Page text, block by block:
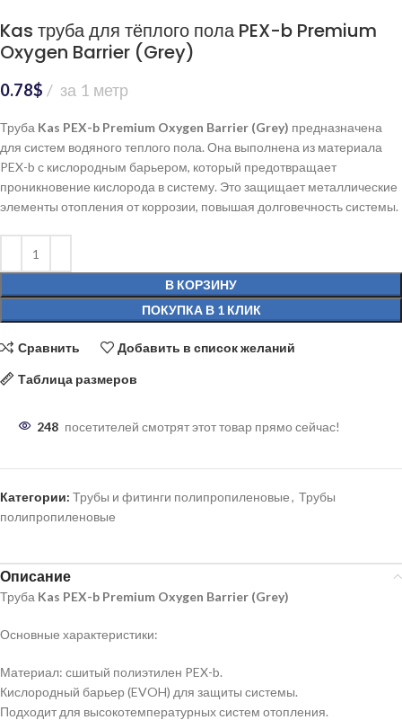
Kas труба для тёплого пола PEX-b Premium
Oxygen Barrier (Grey)
0.78$ за 1 метр
Труба Kas PEX-b Premium Oxygen Barrier (Grey) предназначена
для систем водяного теплого пола. Она выполнена из материала
PEX-b с кислородным барьером, который предотвращает
проникновение кислорода в систему. Это защищает металлические
элементы отопления от коррозии, повышая долговечность системы.
В КОРЗИНУ
ПОКУПКА В 1 КЛИК
Сравнить Добавить в список желаний
Таблица размеров
248 посетителей смотрят этот товар прямо сейчас!
Категории: Трубы и фитинги полипропиленовые, Трубы
полипропиленовые
Описание
Труба Kas PEX-b Premium Oxygen Barrier (Grey)
Основные характеристики:
Материал: сшитый полиэтилен PEX-b.
Кислородный барьер (EVOH) для защиты системы.
Подходит для высокотемпературных систем отопления.